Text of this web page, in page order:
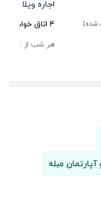
اجاره ویلا
4 اتاق خواب .
هر شب از :
آپارتمان مبله